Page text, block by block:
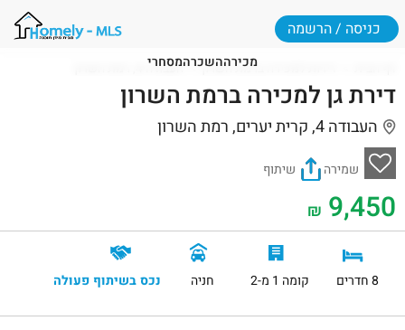
מכירההשכרהמסחרי
כניסה / הרשמה
דירות למכירה ברמת השרון העבודה 4, רמת השרון
דירת גן למכירה ברמת השרון
העבודה 4, קרית יערים, רמת השרון
שמירה שיתוף
9,450
₪
8 חדרים קומה 1 מ-2 חניה נכס בשיתוף פעולה